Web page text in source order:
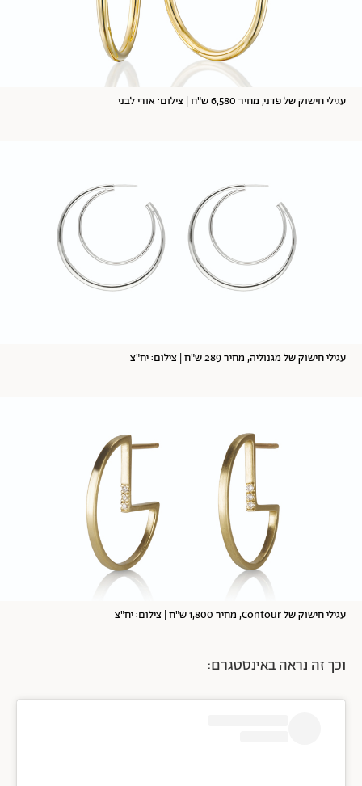
עגילי חישוק של פדני, מחיר 6,580 ש"ח | צילום: אורי לבני
עגילי חישוק של מגנוליה, מחיר 289 ש"ח | צילום: יח"צ
עגילי חישוק של Contour, מחיר 1,800 ש"ח | צילום: יח"צ
וכך זה נראה באינסטגרם: